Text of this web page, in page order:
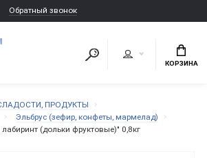
Обратный звонок
КОРЗИНА
ПРОДУКТЫ
Эльбрус (зефир, конфеты, мармелад)
(дольки фруктовые)" 0,8кг